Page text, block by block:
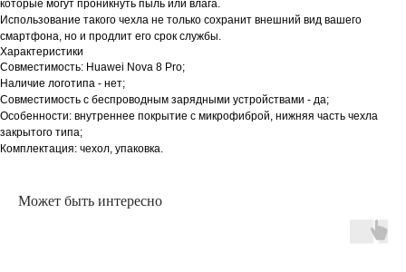
которые могут проникнуть пыль или влага.
Использование такого чехла не только сохранит внешний вид вашего
смартфона, но и продлит его срок службы.
Характеристики
Совместимость: Huawei Nova 8 Pro;
Наличие логотипа - нет;
Совместимость с беспроводным зарядными устройствами - да;
Особенности: внутреннее покрытие с микрофиброй, нижняя часть чехла
закрытого типа;
Комплектация: чехол, упаковка.
Может быть интересно